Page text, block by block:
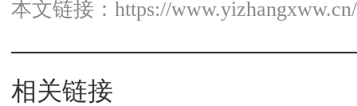
本文链接： https://
相关链接